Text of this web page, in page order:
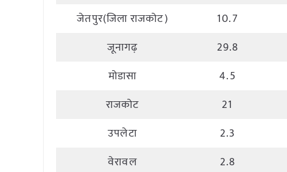
जेतपुर(जिला राजकोट)
10.7
जूनागढ़
29.8
मोडासा
4.5
राजकोट
21
उपलेटा
2.3
वेरावल
2.8